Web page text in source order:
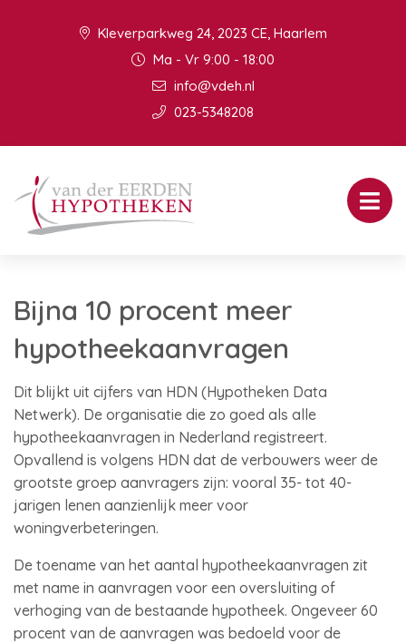
Kleverparkweg 24, 2023 CE, Haarlem
Ma - Vr 9:00 - 18:00
info@vdeh.nl
023-5348208
Bijna 10 procent meer
hypotheekaanvragen
Dit blijkt uit cijfers van HDN (Hypotheken Data
Netwerk). De organisatie die zo goed als alle
hypotheekaanvragen in Nederland registreert.
Opvallend is volgens HDN dat de verbouwers weer de
grootste groep aanvragers zijn: vooral 35- tot 40-
jarigen lenen aanzienlijk meer voor
woningverbeteringen.
De toename van het aantal hypotheekaanvragen zit
met name in aanvragen voor een oversluiting of
verhoging van de bestaande hypotheek. Ongeveer 60
procent van de aanvragen was bedoeld voor de